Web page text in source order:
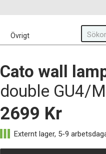
Övrigt
Cato wall
double GU4/
2699 Kr